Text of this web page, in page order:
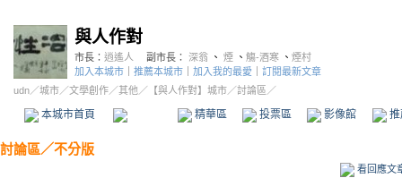
與人作對
市長： 逍遙人 副市長： 深翁 、 煙 、 觴-酒寒 、 煙村
加入本城市
推薦本城市 加入我的最愛
訂閱最新文章
udn／城市／文學創作／其他 ／ 【與人作對】城市／討論區／
本城市首頁 精華區 投票區 影像館
討論區／不分版
看回應文